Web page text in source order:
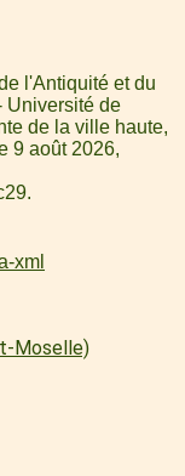
l'Antiquité et du
Université de
de la ville haute,
9 août 2026,
.
xml
Moselle)